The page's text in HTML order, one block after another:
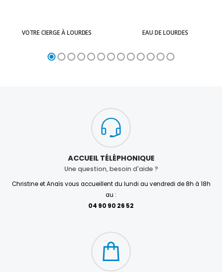
VOTRE CIERGE À LOURDES EAU DE LOURDES
ACCUEIL TÉLÉPHONIQUE
Une question, besoin d'aide ?
Christine et Anaïs vous accueillent du lundi au vendredi de 8h à 18h
au :
04 90 90 26 52